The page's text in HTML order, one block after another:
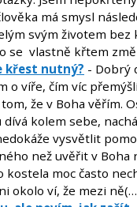
má smysl
svým životem bez
se vlastně křtem
křest nutný? - Dobrý
o víře, čím víc
že v Boha věřím.
dívá kolem sebe,
vysvětlit
než uvěřit v Boha
kostela moc často
okolo ví, že mezi